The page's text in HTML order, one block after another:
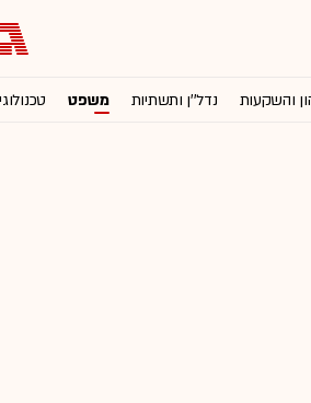
והשקעות נדל''ן ותשתיות משפט